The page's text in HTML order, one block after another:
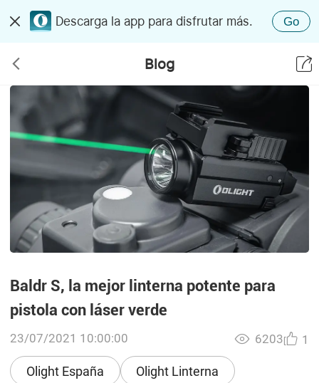
Descarga la app para disfrutar más. Go
Blog
Baldr S, la mejor linterna potente para
pistola con láser verde
23/07/2021 10:00:00
Olight España
Olight Linterna
6203 1